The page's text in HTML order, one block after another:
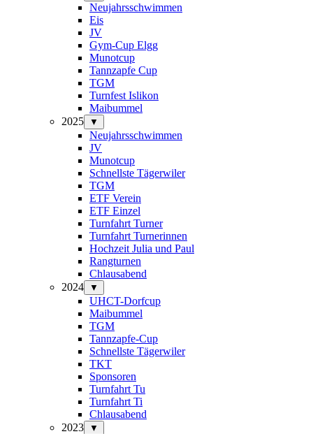
Neujahrsschwimmen
Eis
JV
Gym-Cup Elgg
Munotcup
Tannzapfe Cup
TGM
Turnfest Islikon
Maibummel
2025
▼
Neujahrsschwimmen
JV
Munotcup
Schnellste Tägerwiler
TGM
ETF Verein
ETF Einzel
Turnfahrt Turner
Turnfahrt Turnerinnen
Hochzeit Julia und Paul
Rangturnen
Chlausabend
2024
▼
UHCT-Dorfcup
Maibummel
TGM
Tannzapfe-Cup
Schnellste Tägerwiler
TKT
Sponsoren
Turnfahrt Tu
Turnfahrt Ti
Chlausabend
2023
▼